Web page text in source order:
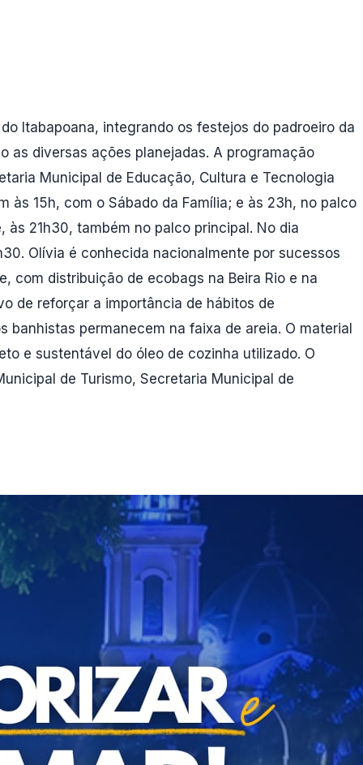
Itabapoana, integrando os festejos do padroeiro da
as diversas ações planejadas. A programação
Municipal de Educação, Cultura e Tecnologia
às 15h, com o Sábado da Família; e às 23h, no palco
21h30, também no palco principal. No dia
Olívia é conhecida nacionalmente por sucessos
com distribuição de ecobags na Beira Rio e na
de reforçar a importância de hábitos de
permanecem na faixa de areia. O material
e sustentável do óleo de cozinha utilizado. O
de Turismo, Secretaria Municipal de